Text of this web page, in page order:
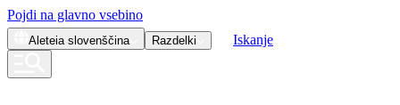
Pojdi na glavno vsebino
Aleteia slovenščina Razdelki Iskanje